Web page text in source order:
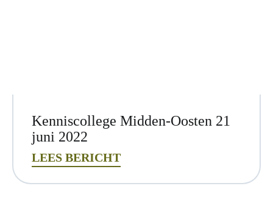
Kenniscollege Midden-Oosten 21
juni 2022
LEES BERICHT